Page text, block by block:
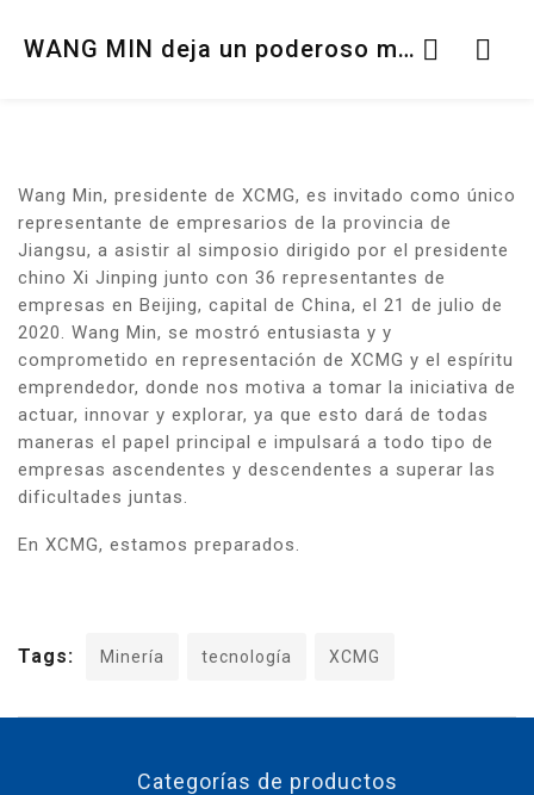
WANG MIN deja un poderoso mensaje
Wang Min, presidente de XCMG, es invitado como único
representante de empresarios de la provincia de
Jiangsu, a asistir al simposio dirigido por el presidente
chino Xi Jinping junto con 36 representantes de
empresas en Beijing, capital de China, el 21 de julio de
2020. Wang Min, se mostró entusiasta y y
comprometido en representación de XCMG y el espíritu
emprendedor, donde nos motiva a tomar la iniciativa de
actuar, innovar y explorar, ya que esto dará de todas
maneras el papel principal e impulsará a todo tipo de
empresas ascendentes y descendentes a superar las
dificultades juntas.
En XCMG, estamos preparados.
Tags: Minería tecnología XCMG
Categorías de productos